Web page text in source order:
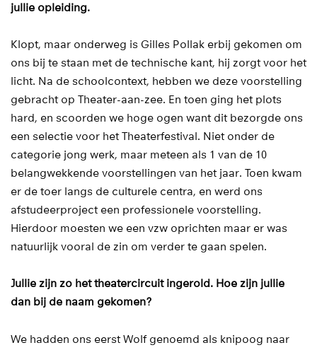
jullie opleiding.
Klopt, maar onderweg is Gilles Pollak erbij gekomen om
ons bij te staan met de technische kant, hij zorgt voor het
licht. Na de schoolcontext, hebben we deze voorstelling
gebracht op Theater-aan-zee. En toen ging het plots
hard, en scoorden we hoge ogen want dit bezorgde ons
een selectie voor het Theaterfestival. Niet onder de
categorie jong werk, maar meteen als 1 van de 10
belangwekkende voorstellingen van het jaar. Toen kwam
er de toer langs de culturele centra, en werd ons
afstudeerproject een professionele voorstelling.
Hierdoor moesten we een vzw oprichten maar er was
natuurlijk vooral de zin om verder te gaan spelen.
Jullie zijn zo het theatercircuit ingerold. Hoe zijn jullie
dan bij de naam gekomen?
We hadden ons eerst Wolf genoemd als knipoog naar